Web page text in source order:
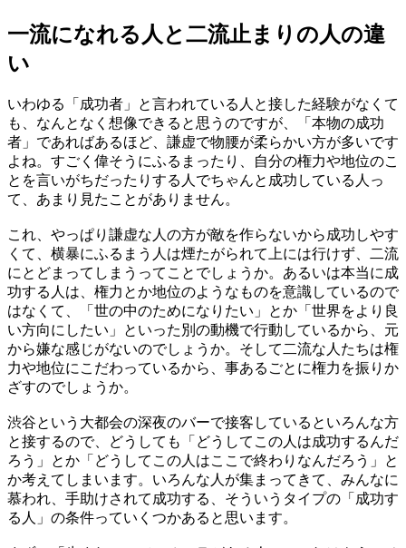
一流になれる人と二流止まりの人の違
い
いわゆる「成功者」と言われている人と接した経験がなくて
も、なんとなく想像できると思うのですが、「本物の成功
者」であればあるほど、謙虚で物腰が柔らかい方が多いです
よね。すごく偉そうにふるまったり、自分の権力や地位のこ
とを言いがちだったりする人でちゃんと成功している人っ
て、あまり見たことがありません。
これ、やっぱり謙虚な人の方が敵を作らないから成功しやす
くて、横暴にふるまう人は煙たがられて上には行けず、二流
にとどまってしまうってことでしょうか。あるいは本当に成
功する人は、権力とか地位のようなものを意識しているので
はなくて、「世の中のためになりたい」とか「世界をより良
い方向にしたい」といった別の動機で行動しているから、元
から嫌な感じがないのでしょうか。そして二流な人たちは権
力や地位にこだわっているから、事あるごとに権力を振りか
ざすのでしょうか。
渋谷という大都会の深夜のバーで接客しているといろんな方
と接するので、どうしても「どうしてこの人は成功するんだ
ろう」とか「どうしてこの人はここで終わりなんだろう」と
か考えてしまいます。いろんな人が集まってきて、みんなに
慕われ、手助けされて成功する、そういうタイプの「成功す
る人」の条件っていくつかあると思います。